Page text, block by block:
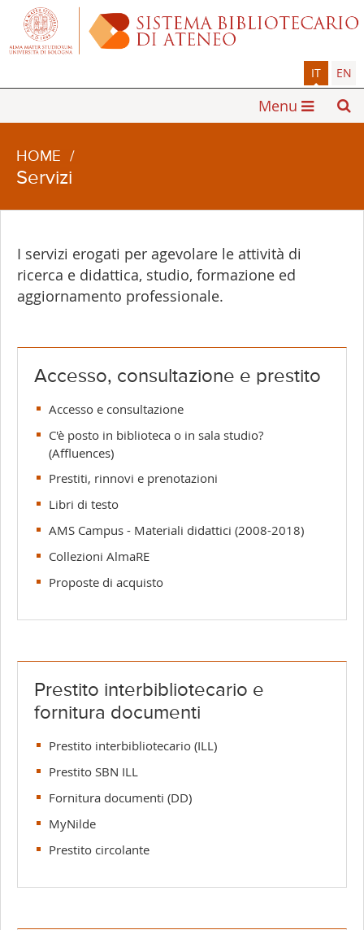
IT EN
Menu
HOME /
Servizi
I servizi erogati per agevolare le attività di
ricerca e didattica, studio, formazione ed
aggiornamento professionale.
Accesso, consultazione e prestito
Accesso e consultazione
C'è posto in biblioteca o in sala studio?
(Affluences)
Prestiti, rinnovi e prenotazioni
Libri di testo
AMS Campus - Materiali didattici (2008-2018)
Collezioni AlmaRE
Proposte di acquisto
Prestito interbibliotecario e
fornitura documenti
Prestito interbibliotecario (ILL)
Prestito SBN ILL
Fornitura documenti (DD)
MyNilde
Prestito circolante